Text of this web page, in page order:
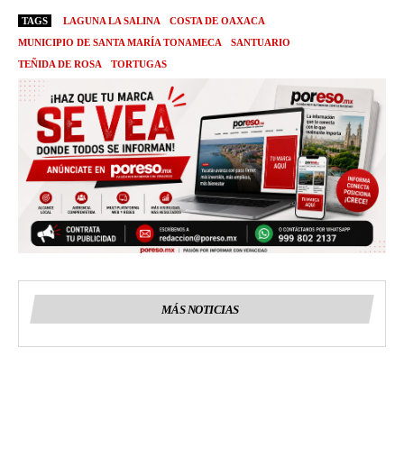
TAGS LAGUNA LA SALINA
COSTA DE OAXACA
MUNICIPIO DE SANTA MARÍA TONAMECA
SANTUARIO
TEÑIDA DE ROSA
TORTUGAS
MÁS NOTICIAS